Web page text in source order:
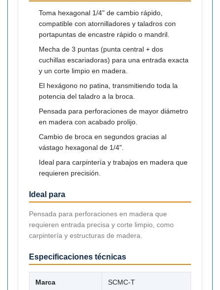
Toma hexagonal 1/4" de cambio rápido,
compatible con atornilladores y taladros con
portapuntas de encastre rápido o mandril.
Mecha de 3 puntas (punta central + dos
cuchillas escariadoras) para una entrada exacta
y un corte limpio en madera.
El hexágono no patina, transmitiendo toda la
potencia del taladro a la broca.
Pensada para perforaciones de mayor diámetro
en madera con acabado prolijo.
Cambio de broca en segundos gracias al
vástago hexagonal de 1/4".
Ideal para carpintería y trabajos en madera que
requieren precisión.
Ideal para
Pensada para perforaciones en madera que
requieren entrada precisa y corte limpio, como
carpintería y estructuras de madera.
Especificaciones técnicas
Marca SCMC-T